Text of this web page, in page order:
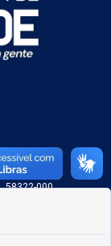
58322-000